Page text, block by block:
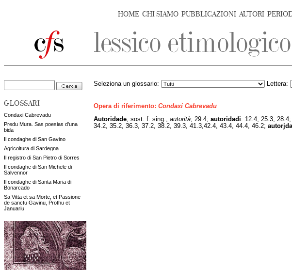
HOME CHI SIAMO PUBBLICAZIONI AUTORI
GLOSSARI
Condaxi Cabrevadu
Predu Mura. Sas poesias d'una
bida
Il condaghe di San Gavino
Agricoltura di Sardegna
Il registro di San Pietro di Sorres
Il condaghe di San Michele di
Salvennor
Il condaghe di Santa Maria di
Bonarcado
Sa Vitta et sa Morte, et Passione
de sanctu Gavinu, Prothu et
Januariu
Seleziona un glossario: Lettera:
Opera di riferimento: Condaxi Cabrevadu
Autoridade sost. f. sing., autorità; 29.4; autoridadi: 12.4, 25.3, 28.4;
34.2, 35.2, 36.3, 37.2, 38.2, 39.3, 41.3,42.4, 43.4, 44.4, 46.2;